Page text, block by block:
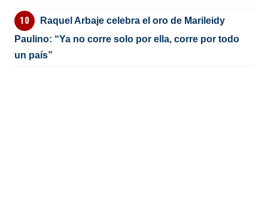
Raquel Arbaje celebra el oro de Marileidy
Paulino: “Ya no corre solo por ella, corre por todo
un país”